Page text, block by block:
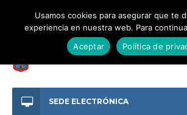
SEDE ELECTRÓNICA
Usamos cookies para asegurar que te
experiencia en nuestra web. Para
Aceptar
Política de